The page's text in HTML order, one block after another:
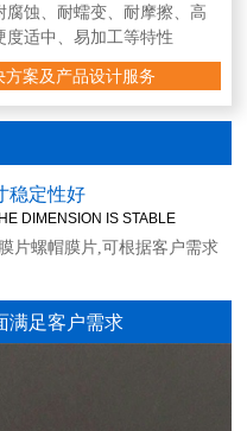
蚀、耐蠕变、耐摩擦、高
适中、易加工等特性
案及产品设计服务
稳定性好
DIMENSION IS STABLE
片螺帽膜片, 可根据客户需求
满足客户需求